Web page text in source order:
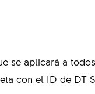
se aplicará a
con el ID de DT